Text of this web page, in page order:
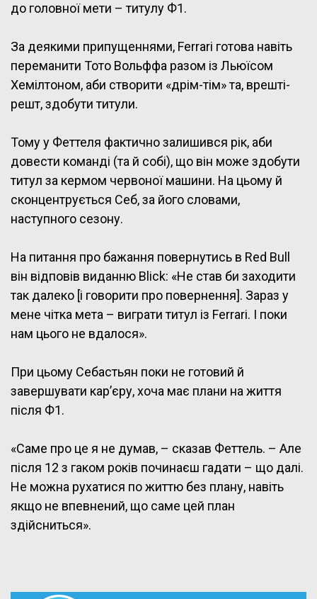
до головної мети – титулу Ф1.
За деякими припущеннями, Ferrari готова навіть
переманити Тото Вольффа разом із Льюїсом
Хемілтоном, аби створити «дрім-тім» та, врешті-
решт, здобути титули.
Тому у Феттеля фактично залишився рік, аби
довести команді (та й собі), що він може здобути
титул за кермом червоної машини. На цьому й
сконцентрується Себ, за його словами,
наступного сезону.
На питання про бажання повернутись в Red Bull
він відповів виданню Blick: «Не став би заходити
так далеко [і говорити про повернення]. Зараз у
мене чітка мета – виграти титул із Ferrari. І поки
нам цього не вдалося».
При цьому Себастьян поки не готовий й
завершувати кар’єру, хоча має плани на життя
після Ф1.
«Саме про це я не думав, – сказав Феттель. – Але
після 12 з гаком років починаєш гадати – що далі.
Не можна рухатися по життю без плану, навіть
якщо не впевнений, що саме цей план
здійсниться».